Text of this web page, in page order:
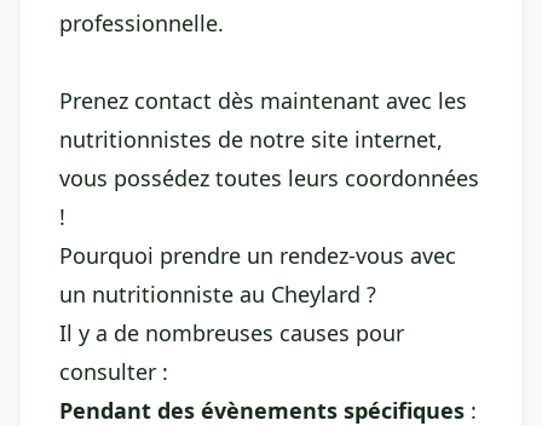
professionnelle.
Prenez contact dès maintenant avec les
nutritionnistes de notre site internet,
vous possédez toutes leurs coordonnées
!
Pourquoi prendre un rendez-vous avec
un nutritionniste au Cheylard ?
Il y a de nombreuses causes pour
consulter :
Pendant des évènements spécifiques :